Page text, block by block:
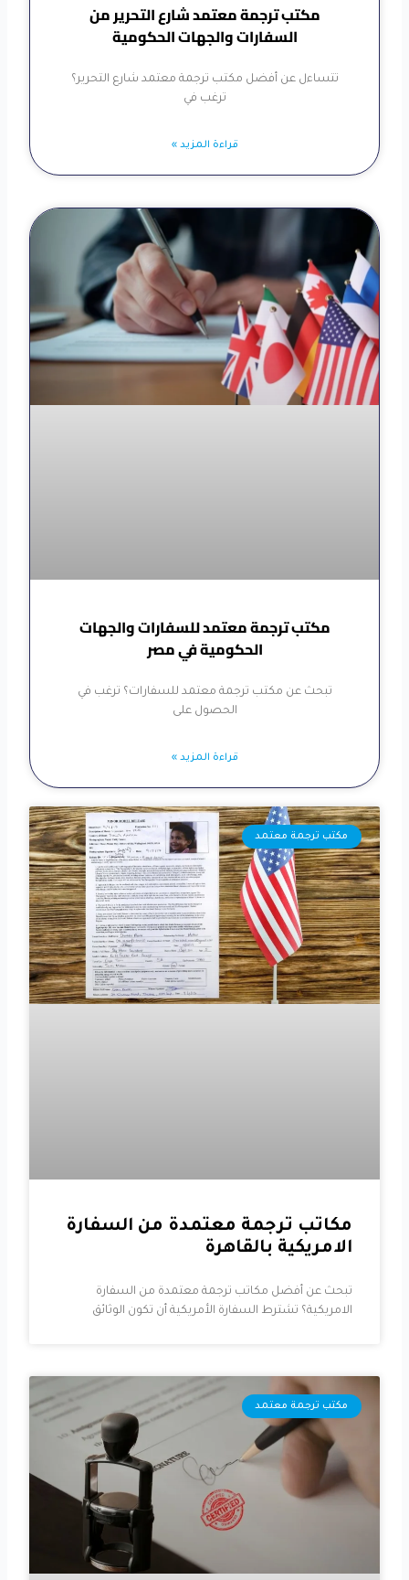
مكتب ترجمة معتمد شارع التحرير من
السفارات والجهات الحكومية
تتساءل عن أفضل مكتب ترجمة معتمد شارع التحرير؟
ترغب في
قراءة المزيد »
مكتب ترجمة معتمد للسفارات والجهات
الحكومية في مصر
تبحث عن مكتب ترجمة معتمد للسفارات؟ ترغب في
الحصول على
قراءة المزيد »
مكتب ترجمة معتمد
مكاتب ترجمة معتمدة من السفارة
الامريكية بالقاهرة
تبحث عن أفضل مكاتب ترجمة معتمدة من السفارة
الامريكية؟ تشترط السفارة الأمريكية أن تكون الوثائق
مكتب ترجمة معتمد